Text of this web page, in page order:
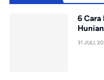
6 Cara
31 JULI,